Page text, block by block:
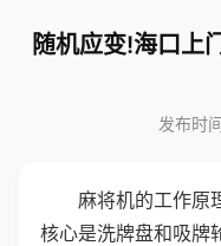
随机应变!海口上
发布时
麻将机的工作原
核心是洗牌盘和吸牌